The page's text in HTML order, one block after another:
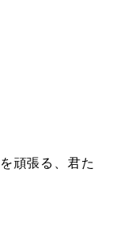
頑張る、君た